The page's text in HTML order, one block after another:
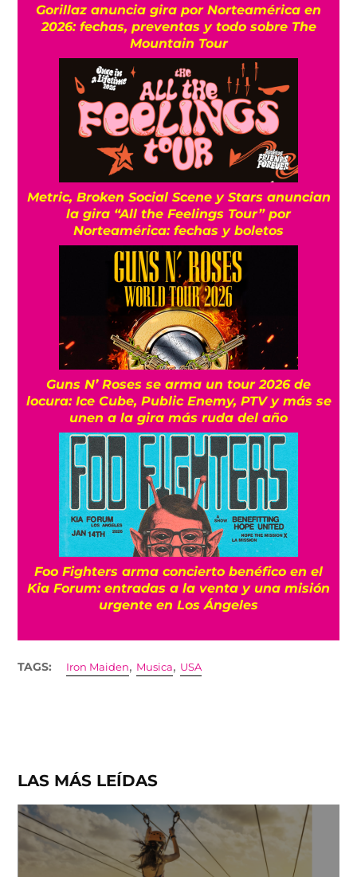
Gorillaz anuncia gira por Norteamérica en
2026: fechas, preventas y todo sobre The
Mountain Tour
Metric, Broken Social Scene y Stars anuncian
la gira “All the Feelings Tour” por
Norteamérica: fechas y boletos
Guns N’ Roses se arma un tour 2026 de
locura: Ice Cube, Public Enemy, PTV y más se
unen a la gira más ruda del año
Foo Fighters arma concierto benéfico en el
Kia Forum: entradas a la venta y una misión
urgente en Los Ángeles
TAGS: Iron Maiden, Musica, USA
LAS MÁS LEÍDAS